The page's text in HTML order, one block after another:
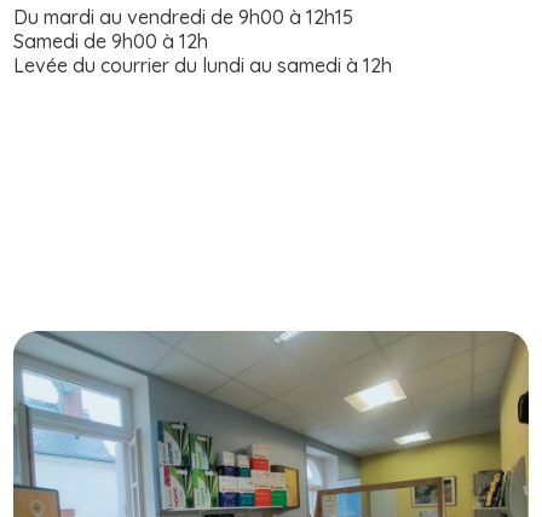
Du mardi au vendredi de 9h00 à 12h15
Samedi de 9h00 à 12h
Levée du courrier du lundi au samedi à 12h